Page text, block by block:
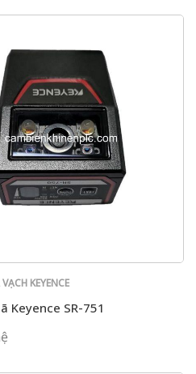
KEYENCE
Keyence SR-751